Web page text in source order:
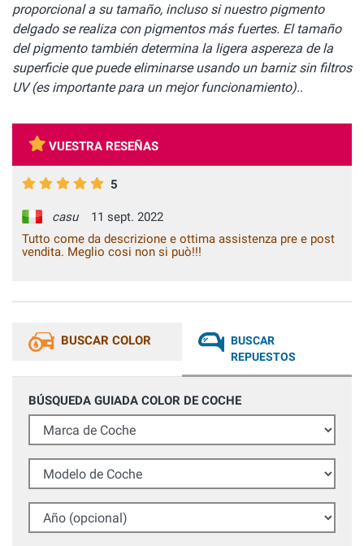
proporcional a su tamaño, incluso si nuestro pigmento
delgado se realiza con pigmentos más fuertes. El tamaño
del pigmento también determina la ligera aspereza de la
superficie que puede eliminarse usando un barniz sin filtros
UV (es importante para un mejor funcionamiento)..
VUESTRA RESEÑAS
5
casu
11 sept. 2022
Tutto come da descrizione e ottima assistenza pre e post
vendita. Meglio cosi non si può!!!
BUSCAR COLOR
BUSCAR
REPUESTOS
BÚSQUEDA GUIADA COLOR DE COCHE
Marca de Coche
Modelo de Coche
Año (opcional)